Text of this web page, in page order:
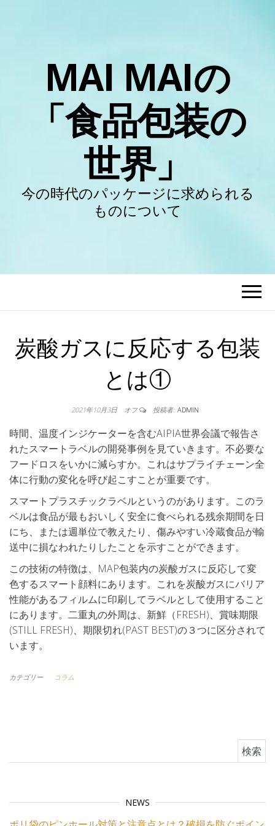
MAI MAIの
「食品包装の
世界」
今の時代のパッケージに求められる
ものについて
炭酸ガスに反応する包装
とは①
2021年10月3日 オフ 投稿者: ADMIN
時間、温度インジケーターを含むAIPIA世界会議で報告さ
れたスマートラベルの開発事例を見ていきます。不必要な
フードロスをいかに減らすか。これはサプライチェーン全
体に行動の変化を呼び起こすことが重要です。
スマートプラスチックラベルというのがあります。このラ
ベルは食品が最もおいしく安全に食べられる残余期間を日
にち、または週単位で教えたり、傷みやすい冷蔵食品が輸
送中に損なわれたりしたことを示すことができます。
この技術の特徴は、MAP包装内の炭酸ガスに反応して変
色するスマート顔料にあります。これを炭酸ガスにバリア
性能があるフィルムに印刷してラベルとして使用すること
にあります。二重丸の外周は、新鮮（FRESH)、賞味期限
(STILL FRESH)、期限切れ(PAST BEST)の３つに区分されて
います。
カテゴリー コラム
NEWS